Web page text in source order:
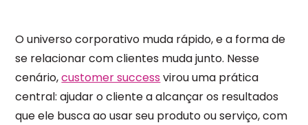
O universo corporativo muda rápido, e a forma de
se relacionar com clientes muda junto. Nesse
cenário,customer success virou uma prática
central: ajudar o cliente a alcançar os resultados
que ele busca ao usar seu produto ou serviço, com